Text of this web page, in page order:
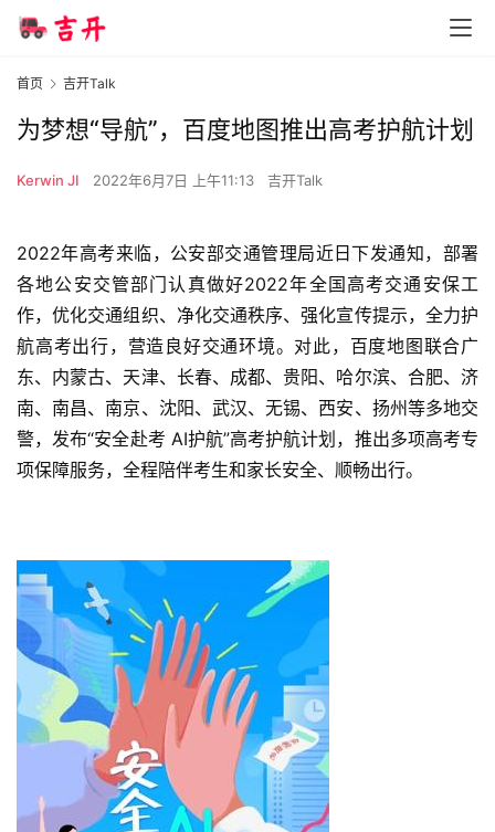
首页 吉开Talk
为梦想“导航”，百度地图推出高考护航计划
Kerwin JI 2022年6月7日 上午11:13 吉开Talk
2022年高考来临，公安部交通管理局近日下发通知，部署
各地公安交管部门认真做好2022年全国高考交通安保工
作，优化交通组织、净化交通秩序、强化宣传提示，全力护
航高考出行，营造良好交通环境。对此，百度地图联合广
东、内蒙古、天津、长春、成都、贵阳、哈尔滨、合肥、济
南、南昌、南京、沈阳、武汉、无锡、西安、扬州等多地交
警，发布“安全赴考 AI护航”高考护航计划，推出多项高考专
项保障服务，全程陪伴考生和家长安全、顺畅出行。